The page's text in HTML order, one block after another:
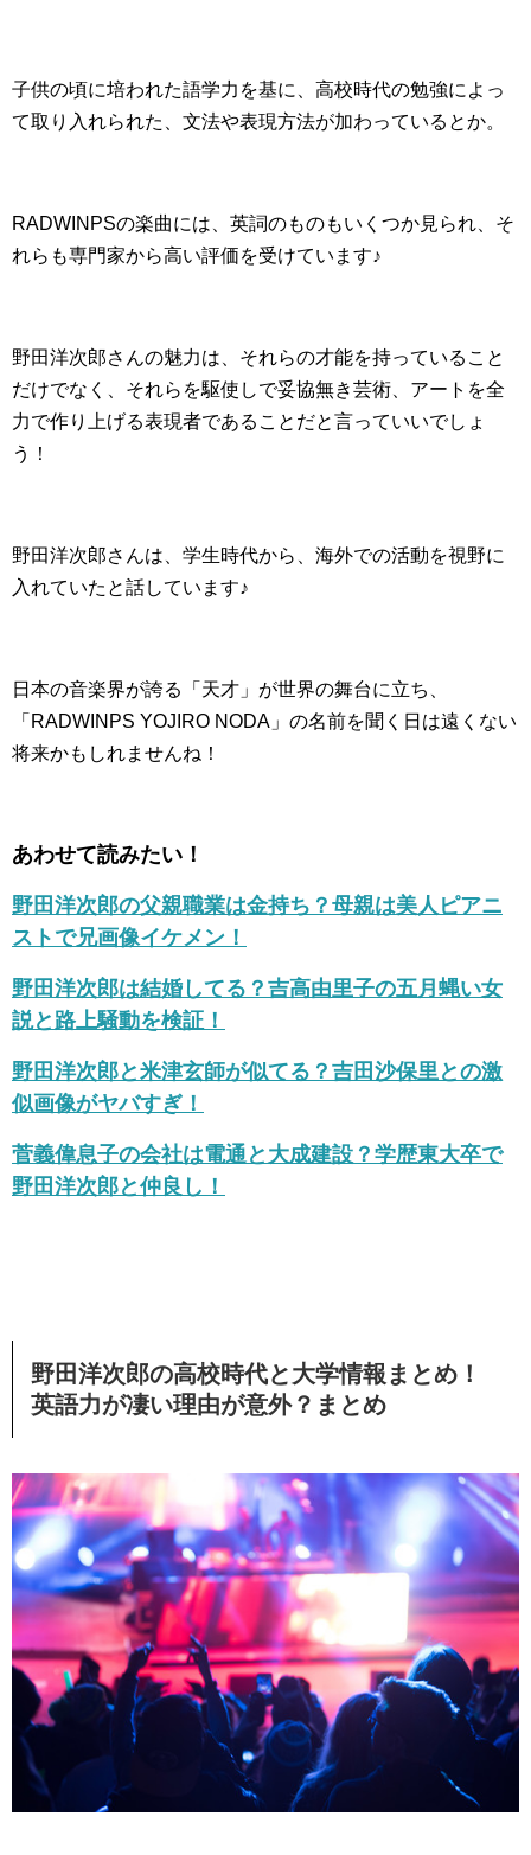
子供の頃に培われた語学力を基に、高校時代の勉強によっ
て取り入れられた、文法や表現方法が加わっているとか。
RADWINPSの楽曲には、英詞のものもいくつか見られ、そ
れらも専門家から高い評価を受けています♪
野田洋次郎さんの魅力は、それらの才能を持っていること
だけでなく、それらを駆使しで妥協無き芸術、アートを全
力で作り上げる表現者であることだと言っていいでしょ
う！
野田洋次郎さんは、学生時代から、海外での活動を視野に
入れていたと話しています♪
日本の音楽界が誇る「天才」が世界の舞台に立ち、
「RADWINPS YOJIRO NODA」の名前を聞く日は遠くない
将来かもしれませんね！
あわせて読みたい！
野田洋次郎の父親職業は金持ち？母親は美人ピアニ
ストで兄画像イケメン！
野田洋次郎は結婚してる？吉高由里子の五月蝿い女
説と路上騒動を検証！
野田洋次郎と米津玄師が似てる？吉田沙保里との激
似画像がヤバすぎ！
菅義偉息子の会社は電通と大成建設？学歴東大卒で
野田洋次郎と仲良し！
野田洋次郎の高校時代と大学情報まとめ！
英語力が凄い理由が意外？まとめ